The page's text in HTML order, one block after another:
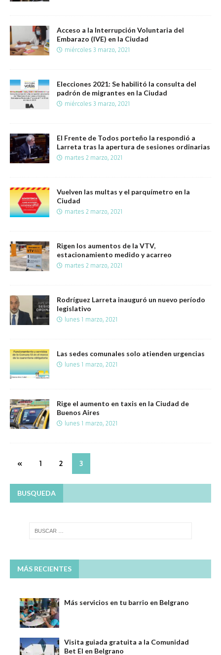
Acceso a la Interrupción Voluntaria del
Embarazo (IVE) en la Ciudad
miércoles 3 marzo, 2021
Elecciones 2021: Se habilitó la consulta del
padrón de migrantes en la Ciudad
miércoles 3 marzo, 2021
El Frente de Todos porteño la respondió a
Larreta tras la apertura de sesiones ordinarias
martes 2 marzo, 2021
Vuelven las multas y el parquímetro en la
Ciudad
martes 2 marzo, 2021
Rigen los aumentos de la VTV,
estacionamiento medido y acarreo
martes 2 marzo, 2021
Rodríguez Larreta inauguró un nuevo período
legislativo
lunes 1 marzo, 2021
Las sedes comunales solo atienden urgencias
lunes 1 marzo, 2021
Rige el aumento en taxis en la Ciudad de
Buenos Aires
lunes 1 marzo, 2021
« 1 2 3
BUSQUEDA
MÁS RECIENTES
Más servicios en tu barrio en Belgrano
Visita guiada gratuita a la Comunidad
Bet El en Belgrano